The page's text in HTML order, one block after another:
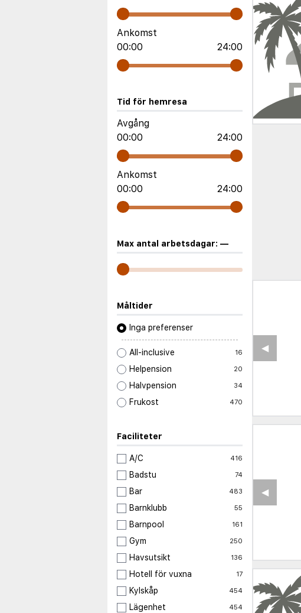
Ankomst
00:00
24:00
Tid för hemresa
Avgång
00:00
24:00
Ankomst
00:00
24:00
Max antal arbetsdagar: —
Måltider
Inga preferenser
All-inclusive 16
Helpension 20
Halvpension 34
Frukost 470
Faciliteter
A/C 416
Badstu 74
Bar 483
Barnklubb 55
Barnpool 161
Gym 250
Havsutsikt 136
Hotell för vuxna 17
Kylskåp 454
Lägenhet 454
◀︎
◀︎